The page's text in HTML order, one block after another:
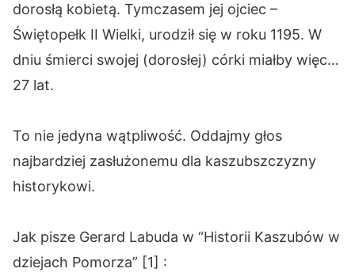
dorosłą kobietą. Tymczasem jej ojciec –
Świętopełk II Wielki, urodził się w roku 1195. W
dniu śmierci swojej (dorosłej) córki miałby więc…
27 lat.
To nie jedyna wątpliwość. Oddajmy głos
najbardziej zasłużonemu dla kaszubszczyzny
historykowi.
Jak pisze Gerard Labuda w “Historii Kaszubów w
dziejach Pomorza” [1] :